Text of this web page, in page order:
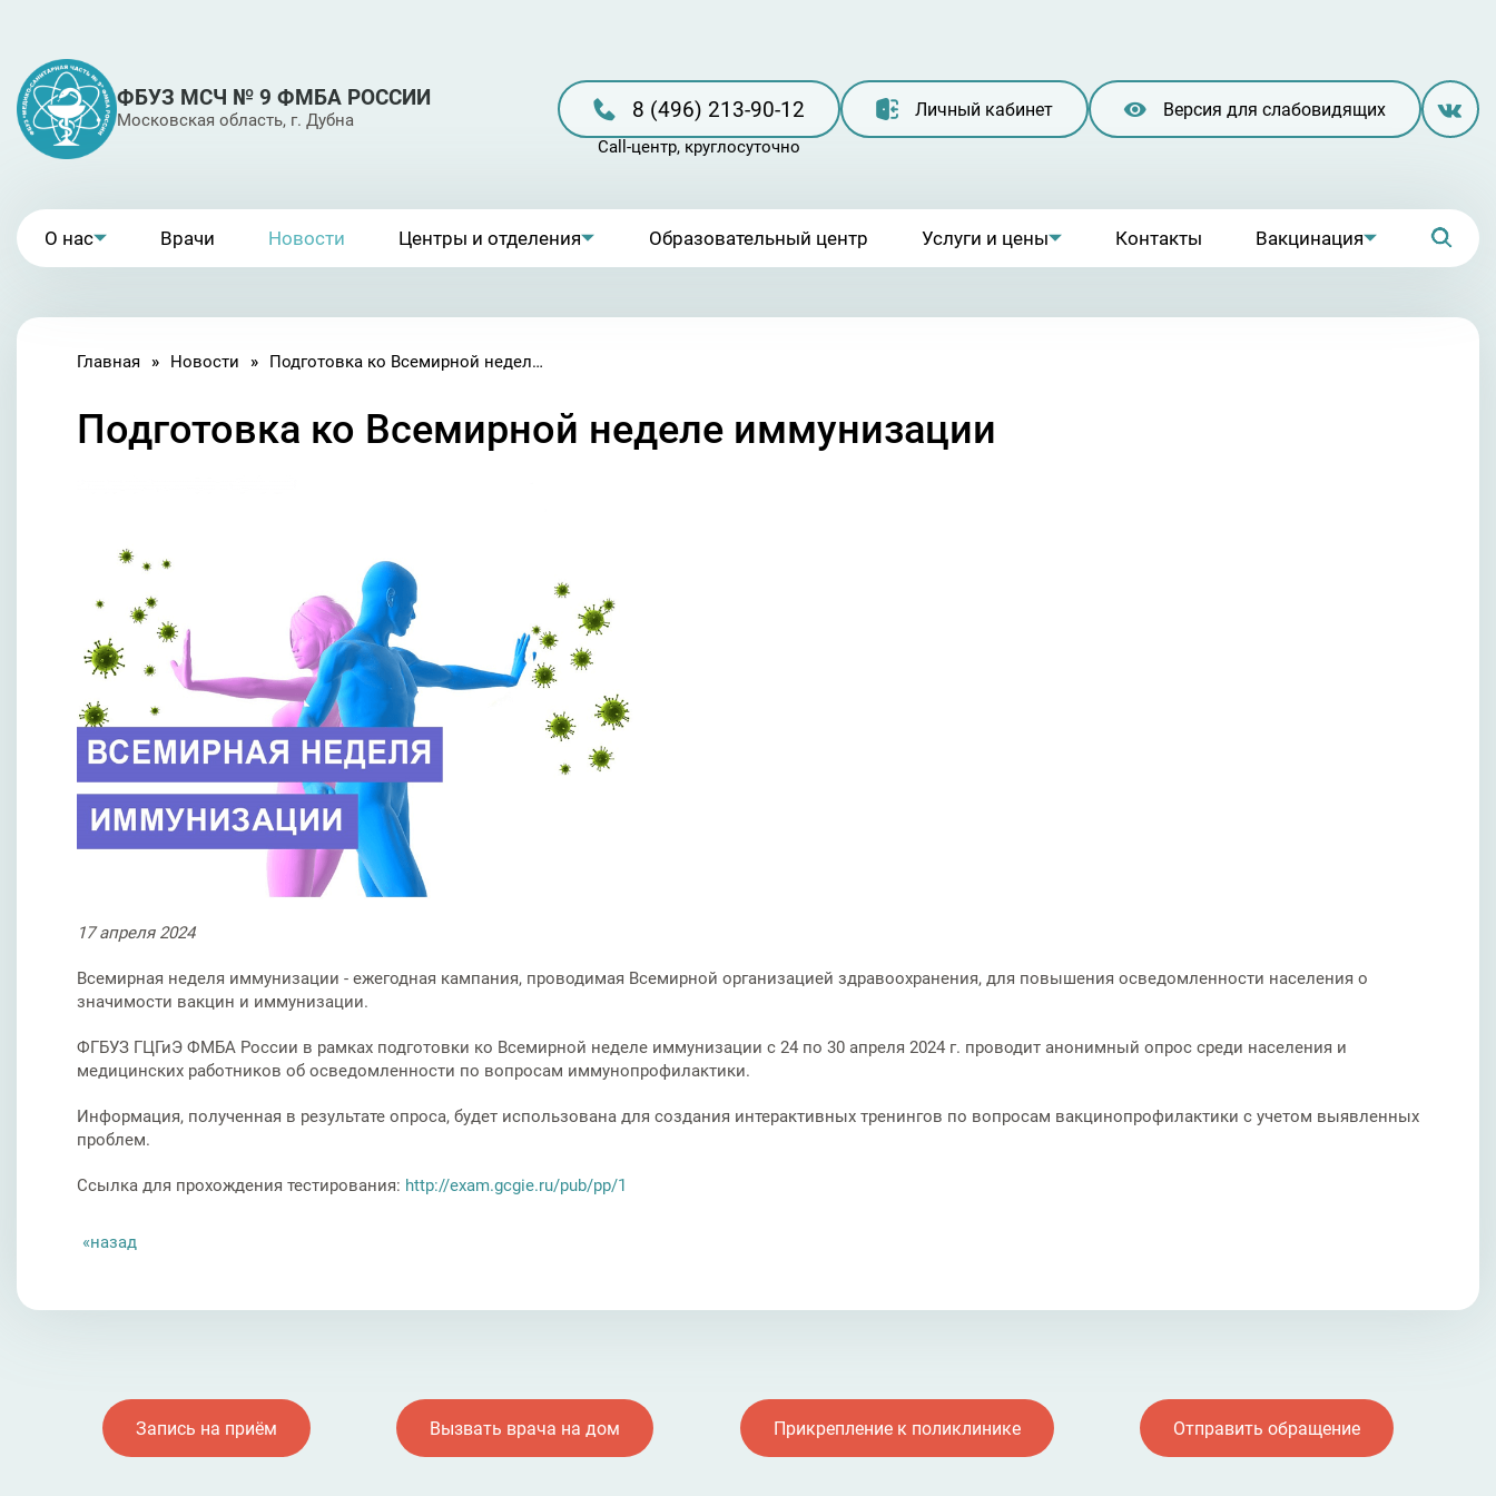
ФБУЗ МСЧ № 9 ФМБА РОССИИ
Московская область, г. Дубна 8 (496) 213-90-12 Личный кабинет Версия для слабовидящих
О нас Врачи Новости Центры и отделения Образовательный центр Услуги и цены Контакты Вакцинация
Главная Новости Подготовка ко Всемирной неделе иммунизации
Подготовка ко Всемирной неделе иммунизации
17апреля2024
Всемирная неделя иммунизации - ежегодная кампания, проводимая Всемирной организацией здравоохранения, для повышения осведомленности населения о
значимости вакцин и иммунизации.
ФГБУЗ ГЦГиЭ ФМБА России в рамках подготовки ко Всемирной неделе иммунизации с 24 по 30 апреля 2024 г. проводит анонимный опрос среди населения и
медицинских работников об осведомленности по вопросам иммунопрофилактики.
Информация, полученная в результате опроса, будет использована для создания интерактивных тренингов по вопросам вакцинопрофилактики с учетом выявленных
проблем.
Ссылка для прохождения тестирования: http://exam.gcgie.ru/pub/pp/1
назад
Запись на приём Вызвать врача на дом Прикрепление к поликлинике Отправить обращение